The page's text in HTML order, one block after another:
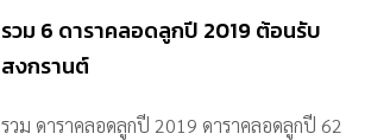
รวม 6 ดาราคลอดลูกปี 2019 ต้อนรับ
สงกรานต์
รวม ดาราคลอดลูกปี 2019 ดาราคลอดลูกปี 62